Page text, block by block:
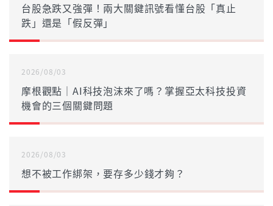
台股急跌又強彈！兩大關鍵訊號看懂台股「真止
跌」還是「假反彈」
2026/08/03
摩根觀點｜AI科技泡沫來了嗎？掌握亞太科技投資
機會的三個關鍵問題
2026/08/03
想不被工作綁架，要存多少錢才夠？